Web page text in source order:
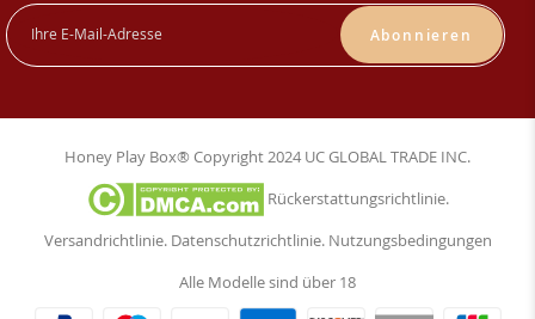
Abonnieren
Honey Play Box® Copyright 2024 UC GLOBAL TRADE INC.
Rückerstattungsrichtlinie.
Versandrichtlinie. Datenschutzrichtlinie. Nutzungsbedingungen
Alle Modelle sind über 18